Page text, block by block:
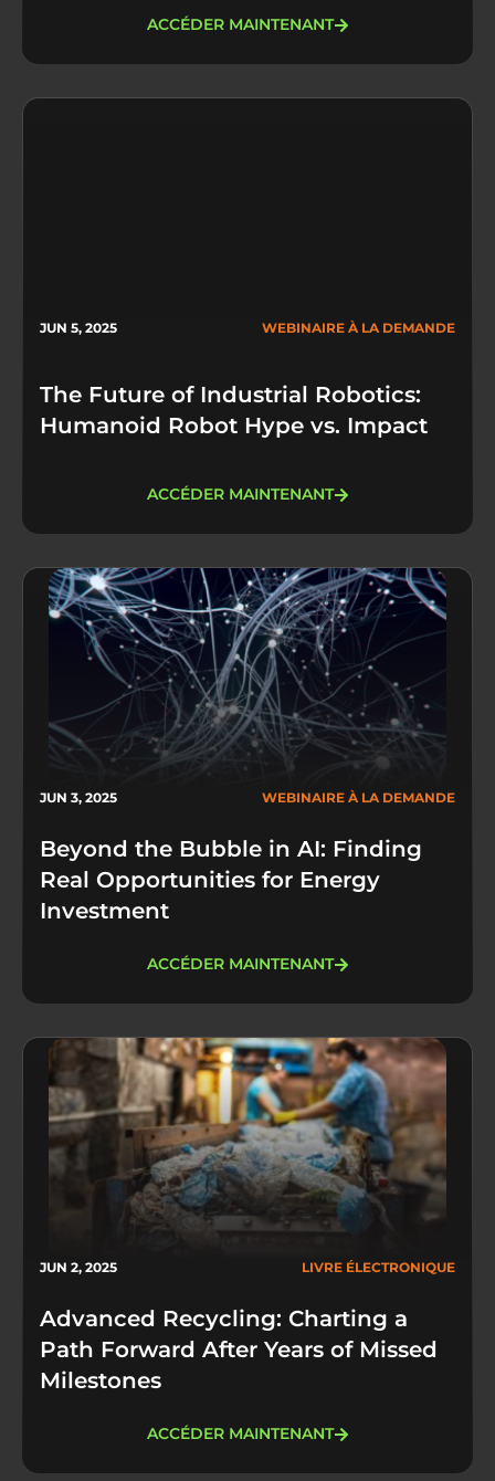
ACCÉDER MAINTENANT
JUN 5, 2025 WEBINAIRE À LA DEMANDE
The Future of Industrial Robotics:
Humanoid Robot Hype vs. Impact
ACCÉDER MAINTENANT
JUN 3, 2025 WEBINAIRE À LA DEMANDE
Beyond the Bubble in AI: Finding
Real Opportunities for Energy
Investment
ACCÉDER MAINTENANT
JUN 2, 2025 LIVRE ÉLECTRONIQUE
Advanced Recycling: Charting a
Path Forward After Years of Missed
Milestones
ACCÉDER MAINTENANT